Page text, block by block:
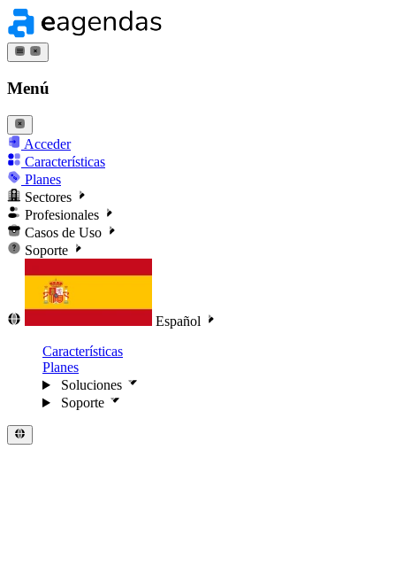
Menú
Acceder
Características
Planes
Sectores
Profesionales
Casos de Uso
Soporte
Español
Características
Planes
Soluciones
Soporte